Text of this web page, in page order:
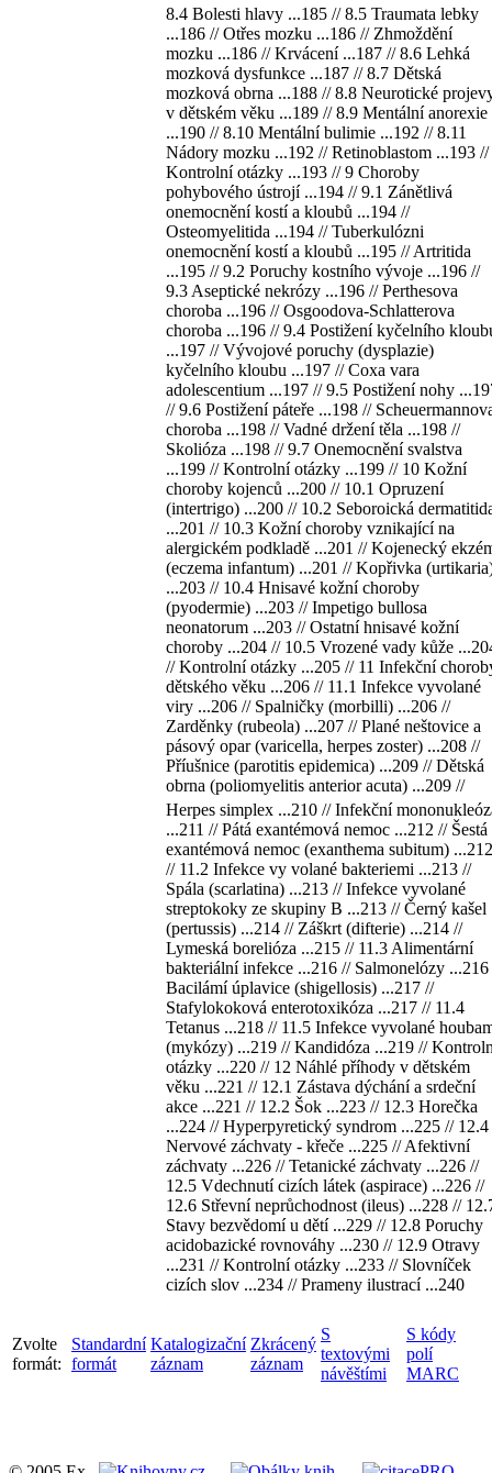
8.4 Bolesti hlavy ...185 // 8.5 Traumata lebky
...186 // Otřes mozku ...186 // Zhmoždění
mozku ...186 // Krvácení ...187 // 8.6 Lehká
mozková dysfunkce ...187 // 8.7 Dětská
mozková obrna ...188 // 8.8 Neurotické
v dětském věku ...189 // 8.9 Mentální anorexie
...190 // 8.10 Mentální bulimie ...192 // 8.11
Nádory mozku ...192 // Retinoblastom ...193 //
Kontrolní otázky ...193 // 9 Choroby
pohybového ústrojí ...194 // 9.1 Zánětlivá
onemocnění kostí a kloubů ...194 //
Osteomyelitida ...194 // Tuberkulózni
onemocnění kostí a kloubů ...195 // Artritida
...195 // 9.2 Poruchy kostního vývoje ...196 //
9.3 Aseptické nekrózy ...196 // Perthesova
choroba ...196 // Osgoodova-Schlatterova
choroba ...196 // 9.4 Postižení kyčelního
...197 // Vývojové poruchy (dysplazie)
kyčelního kloubu ...197 // Coxa vara
adolescentium ...197 // 9.5 Postižení nohy
// 9.6 Postižení páteře ...198 //
choroba ...198 // Vadné držení těla ...198 //
Skolióza ...198 // 9.7 Onemocnění svalstva
...199 // Kontrolní otázky ...199 // 10 Kožní
choroby kojenců ...200 // 10.1 Opruzení
(intertrigo) ...200 // 10.2 Seboroická
...201 // 10.3 Kožní choroby vznikající na
alergickém podkladě ...201 // Kojenecký
(eczema infantum) ...201 // Kopřivka
...203 // 10.4 Hnisavé kožní choroby
(pyodermie) ...203 // Impetigo bullosa
neonatorum ...203 // Ostatní hnisavé kožní
choroby ...204 // 10.5 Vrozené vady kůže
// Kontrolní otázky ...205 // 11 Infekční
dětského věku ...206 // 11.1 Infekce vyvolané
viry ...206 // Spalničky (morbilli) ...206 //
Zarděnky (rubeola) ...207 // Plané neštovice a
pásový opar (varicella, herpes zoster) ...208 //
Příušnice (parotitis epidemica) ...209 // Dětská
obrna (poliomyelitis anterior acuta) ...209 //
Herpes simplex ...210 // Infekční
...211 // Pátá exantémová nemoc ...212 // Šestá
exantémová nemoc (exanthema subitum) ...212
// 11.2 Infekce vy volané bakteriemi ...213 //
Spála (scarlatina) ...213 // Infekce vyvolané
streptokoky ze skupiny B ...213 // Černý kašel
(pertussis) ...214 // Záškrt (difterie) ...214 //
Lymeská borelióza ...215 // 11.3 Alimentární
bakteriální infekce ...216 // Salmonelózy ...216
Bacilámí úplavice (shigellosis) ...217 //
Stafylokoková enterotoxikóza ...217 // 11.4
Tetanus ...218 // 11.5 Infekce vyvolané
(mykózy) ...219 // Kandidóza ...219 //
otázky ...220 // 12 Náhlé příhody v dětském
věku ...221 // 12.1 Zástava dýchání a srdeční
akce ...221 // 12.2 Šok ...223 // 12.3 Horečka
...224 // Hyperpyretický syndrom ...225 // 12.4
Nervové záchvaty - křeče ...225 // Afektivní
záchvaty ...226 // Tetanické záchvaty ...226 //
12.5 Vdechnutí cizích látek (aspirace) ...226 //
12.6 Střevní neprůchodnost (ileus) ...228 //
Stavy bezvědomí u dětí ...229 // 12.8 Poruchy
acidobazické rovnováhy ...230 // 12.9 Otravy
...231 // Kontrolní otázky ...233 // Slovníček
cizích slov ...234 // Prameny ilustrací ...240
Zvolte
formát:
Standardní
formát
Katalogizační
záznam
Zkrácený
záznam
S
textovými
návěštími
S kódy
polí
MARC